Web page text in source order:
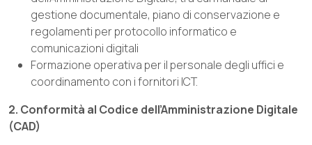
gestione documentale, piano di conservazione e
regolamenti per protocollo informatico e
comunicazioni digitali
Formazione operativa per il personale degli uffici e
coordinamento con i fornitori ICT.
2. Conformità al Codice dell’Amministrazione Digitale
(CAD)